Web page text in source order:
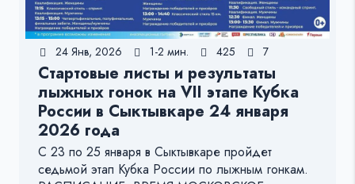
24 Янв, 2026 1-2 мин. 425 7
Стартовые листы и результаты
лыжных гонок на VII этапе Кубка
России в Сыктывкаре 24 января
2026 года
С 23 по 25 января в Сыктывкаре пройдет
седьмой этап Кубка России по лыжным гонкам.